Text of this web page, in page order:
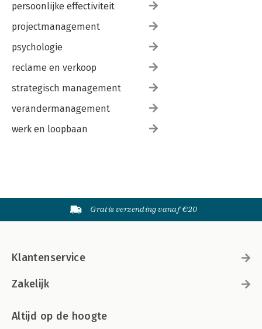
persoonlijke effectiviteit
projectmanagement
psychologie
reclame en verkoop
strategisch management
verandermanagement
werk en loopbaan
Gratis verzending vanaf €20
Klantenservice
Zakelijk
Altijd op de hoogte